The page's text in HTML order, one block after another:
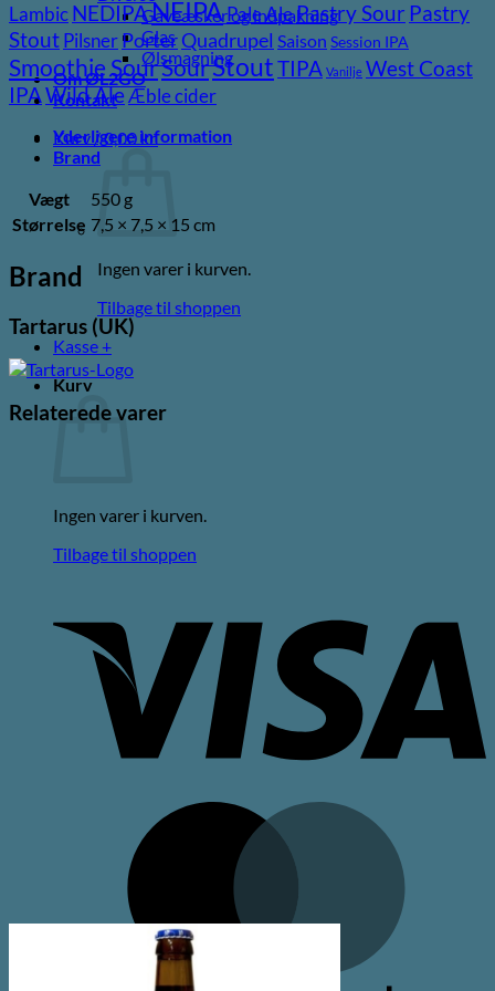
Gaveæsker og indpakning
Glas
Ølsmagning
Om ØL2GO
Kontakt
Kurv /0,00kr.
Ingen varer i kurven.
Tilbage til shoppen
Kasse +
Kurv
Ingen varer i kurven.
Tilbage til shoppen
LambicNEDIPANEIPAPale AlePastry Sour Pastry
StoutPilsnerPorterQuadrupel Saison Session IPA
Smoothie SourSourStoutTIPA Vanilje West Coast
IPAWild AleÆble cider
Yderligere information
Brand
Vægt
550 g
Størrelse 7,5 × 7,5 × 15 cm
Brand
Tartarus (UK)
Relaterede varer